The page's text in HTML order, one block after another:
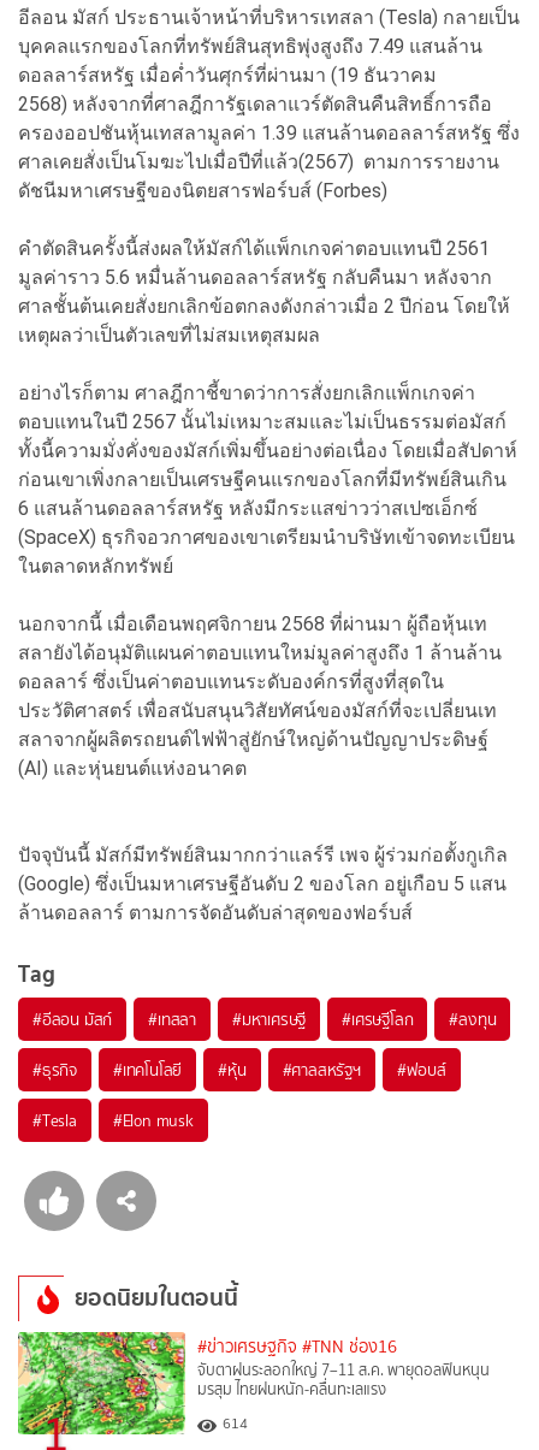
อีลอน มัสก์ ประธานเจ้าหน้าที่บริหารเทสลา (Tesla) กลายเป็น
บุคคลแรกของโลกที่ทรัพย์สินสุทธิพุ่งสูงถึง 7.49 แสนล้าน
ดอลลาร์สหรัฐ เมื่อค่ำวันศุกร์ที่ผ่านมา (19 ธันวาคม
2568) หลังจากที่ศาลฎีการัฐเดลาแวร์ตัดสินคืนสิทธิ์การถือ
ครองออปชันหุ้นเทสลามูลค่า 1.39 แสนล้านดอลลาร์สหรัฐ ซึ่ง
ศาลเคยสั่งเป็นโมฆะไปเมื่อปีที่แล้ว(2567) ตามการรายงาน
ดัชนีมหาเศรษฐีของนิตยสารฟอร์บส์ (Forbes)
คำตัดสินครั้งนี้ส่งผลให้มัสก์ได้แพ็กเกจค่าตอบแทนปี 2561
มูลค่าราว 5.6 หมื่นล้านดอลลาร์สหรัฐ กลับคืนมา หลังจาก
ศาลชั้นต้นเคยสั่งยกเลิกข้อตกลงดังกล่าวเมื่อ 2 ปีก่อน โดยให้
เหตุผลว่าเป็นตัวเลขที่ไม่สมเหตุสมผล
อย่างไรก็ตาม ศาลฎีกาชี้ขาดว่าการสั่งยกเลิกแพ็กเกจค่า
ตอบแทนในปี 2567 นั้นไม่เหมาะสมและไม่เป็นธรรมต่อมัสก์
ทั้งนี้ความมั่งคั่งของมัสก์เพิ่มขึ้นอย่างต่อเนื่อง โดยเมื่อสัปดาห์
ก่อนเขาเพิ่งกลายเป็นเศรษฐีคนแรกของโลกที่มีทรัพย์สินเกิน
6 แสนล้านดอลลาร์สหรัฐ หลังมีกระแสข่าวว่าสเปซเอ็กซ์
(SpaceX) ธุรกิจอวกาศของเขาเตรียมนำบริษัทเข้าจดทะเบียน
ในตลาดหลักทรัพย์
นอกจากนี้ เมื่อเดือนพฤศจิกายน 2568 ที่ผ่านมา ผู้ถือหุ้นเท
สลายังได้อนุมัติแผนค่าตอบแทนใหม่มูลค่าสูงถึง 1 ล้านล้าน
ดอลลาร์ ซึ่งเป็นค่าตอบแทนระดับองค์กรที่สูงที่สุดใน
ประวัติศาสตร์ เพื่อสนับสนุนวิสัยทัศน์ของมัสก์ที่จะเปลี่ยนเท
สลาจากผู้ผลิตรถยนต์ไฟฟ้าสู่ยักษ์ใหญ่ด้านปัญญาประดิษฐ์
(AI) และหุ่นยนต์แห่งอนาคต
ปัจจุบันนี้ มัสก์มีทรัพย์สินมากกว่าแลร์รี เพจ ผู้ร่วมก่อตั้งกูเกิล
(Google) ซึ่งเป็นมหาเศรษฐีอันดับ 2 ของโลก อยู่เกือบ 5 แสน
ล้านดอลลาร์ ตามการจัดอันดับล่าสุดของฟอร์บส์
Tag
#อีลอน มัสก์ #เทสลา #มหาเศรษฐี #เศรษฐีโลก #ลงทุน
#ธุรกิจ #เทคโนโลยี #หุ้น #ศาลสหรัฐฯ #ฟอบส์
#Tesla #Elon musk
ยอดนิยมในตอนนี้
1
#ข่าวเศรษฐกิจ #TNN ช่อง16
จับตาฝนระลอกใหญ่ 7–11 ส.ค. พายุดอลฟินหนุน
มรสุม ไทยฝนหนัก-คลื่นทะเลแรง
614